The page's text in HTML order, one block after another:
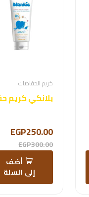
كريم الحفاضات
EGP250.00
EGP300.00
أضف
إلى السلة